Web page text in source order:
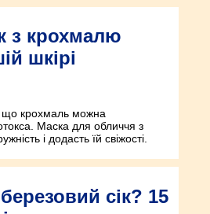
з крохмалю
шкірі
що крохмаль можна
Маска для обличчя з
і додасть їй свіжості.
сік? 15